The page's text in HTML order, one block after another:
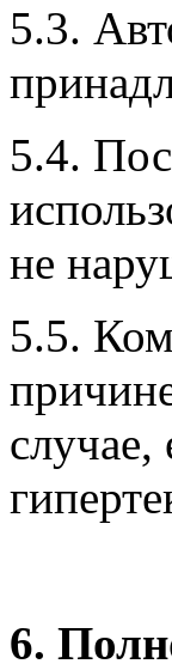
5.3.
5.4.
не
5.5.
случае,
6.